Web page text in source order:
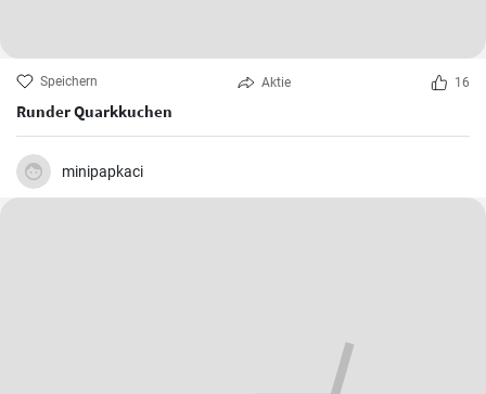
Speichern Aktie 16
Runder Quarkkuchen
minipapkaci